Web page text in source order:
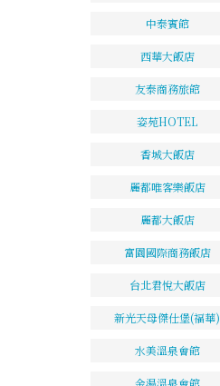
中泰賓館
西華大飯店
友泰商務旅館
姿苑HOTEL
香城大飯店
麗都唯客樂飯店
麗都大飯店
富園國際商務飯店
台北君悅大飯店
新光天母傑仕堡(福華)
水美溫泉會館